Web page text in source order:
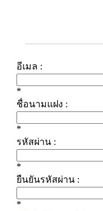
อีเมล :
*
ชื่อนามแฝง :
*
รหัสผ่าน :
*
ยืนยันรหัสผ่าน :
*